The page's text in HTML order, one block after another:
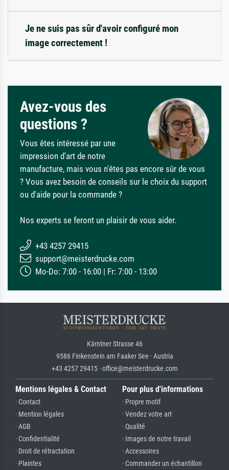
Je ne suis pas sûr d'avoir configuré mon
image correctement !
Avez-vous des
questions ?
Vous êtes intéressé par une
impression d'art de notre
manufacture, mais vous n'êtes pas encore sûr de vous
? Vous avez besoin de conseils sur le choix du support
ou d'aide pour la commande ?
Nos experts se feront un plaisir de vous aider.
+43 4257 29415
support@meisterdrucke.com
Mo-Do: 7:00 - 16:00 | Fr: 7:00 - 13:00
Kärntner Strasse 46
9586 Finkenstein am Faaker See · Austria
+43 4257 29415 · office@meisterdrucke.com
Mentions légales & Contact
· Contact
· Mention légales
· AGB
· Confidentialité
· Droit de rétractation
· Plaintes
Pour plus d'informations
· Propre motif
· Vendez votre art
· Qualité
· Images de notre travail
· Accessoires
· Commander un échantillon